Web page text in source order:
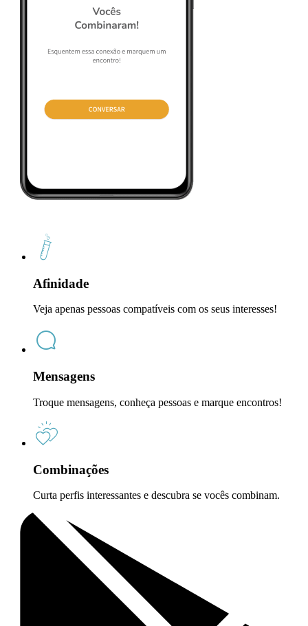
Afinidade
Veja apenas pessoas compatíveis com os seus interesses!
Mensagens
Troque mensagens, conheça pessoas e marque encontros!
Combinações
Curta perfis interessantes e descubra se vocês combinam.